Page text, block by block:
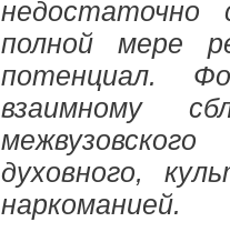
полной мере
потенциал.
взаимному
духовного,
наркоманией.